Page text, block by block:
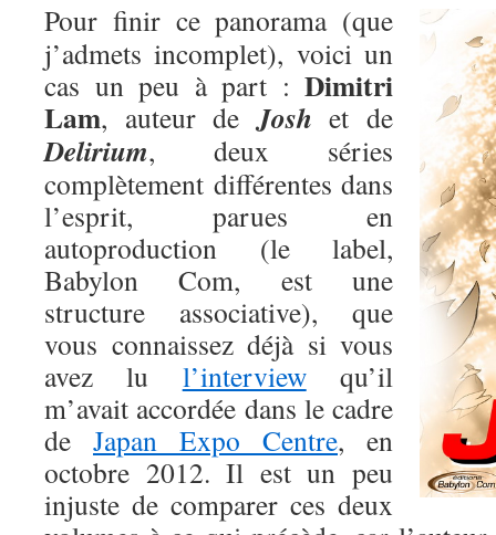
Pour finir ce panorama (que
j’admets incomplet), voici un
cas un peu à part : Dimitri
Lam, auteur deJosh et de
Delirium, deux séries
complètement différentes dans
l’esprit, parues en
autoproduction (le label,
Babylon Com, est une
structure associative), que
vous connaissez déjà si vous
avez lu l’interviewqu’il
m’avait accordée dans le cadre
de Japan Expo Centre, en
octobre 2012. Il est un peu
injuste de comparer ces deux